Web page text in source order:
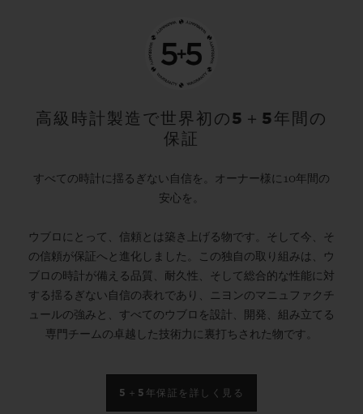
高級時計製造で世界初の5＋5年間の
保証
すべての時計に揺るぎない自信を。オーナー様に10年間の
安心を。
ウブロにとって、信頼とは築き上げる物です。そして今、そ
の信頼が保証へと進化しました。この独自の取り組みは、ウ
ブロの時計が備える品質、耐久性、そして総合的な性能に対
する揺るぎない自信の表れであり、ニヨンのマニュファクチ
ュールの強みと、すべてのウブロを設計、開発、組み立てる
専門チームの卓越した技術力に裏打ちされた物です。
5＋5年保証を詳しく見る